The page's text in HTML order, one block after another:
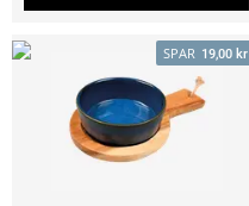
SPAR 19,00 kr